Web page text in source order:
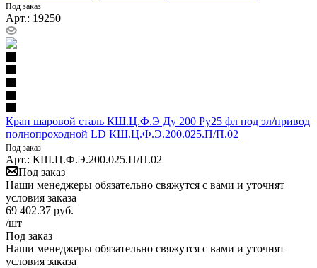
Под заказ
Арт.: 19250
Кран шаровой сталь КШ.Ц.Ф.Э Ду 200 Ру25 фл под эл/привод
полнопроходной LD КШ.Ц.Ф.Э.200.025.П/П.02
Под заказ
Арт.: КШ.Ц.Ф.Э.200.025.П/П.02
Под заказ
Наши менеджеры обязательно свяжутся с вами и уточнят
условия заказа
69 402.37 руб.
/шт
Под заказ
Наши менеджеры обязательно свяжутся с вами и уточнят
условия заказа